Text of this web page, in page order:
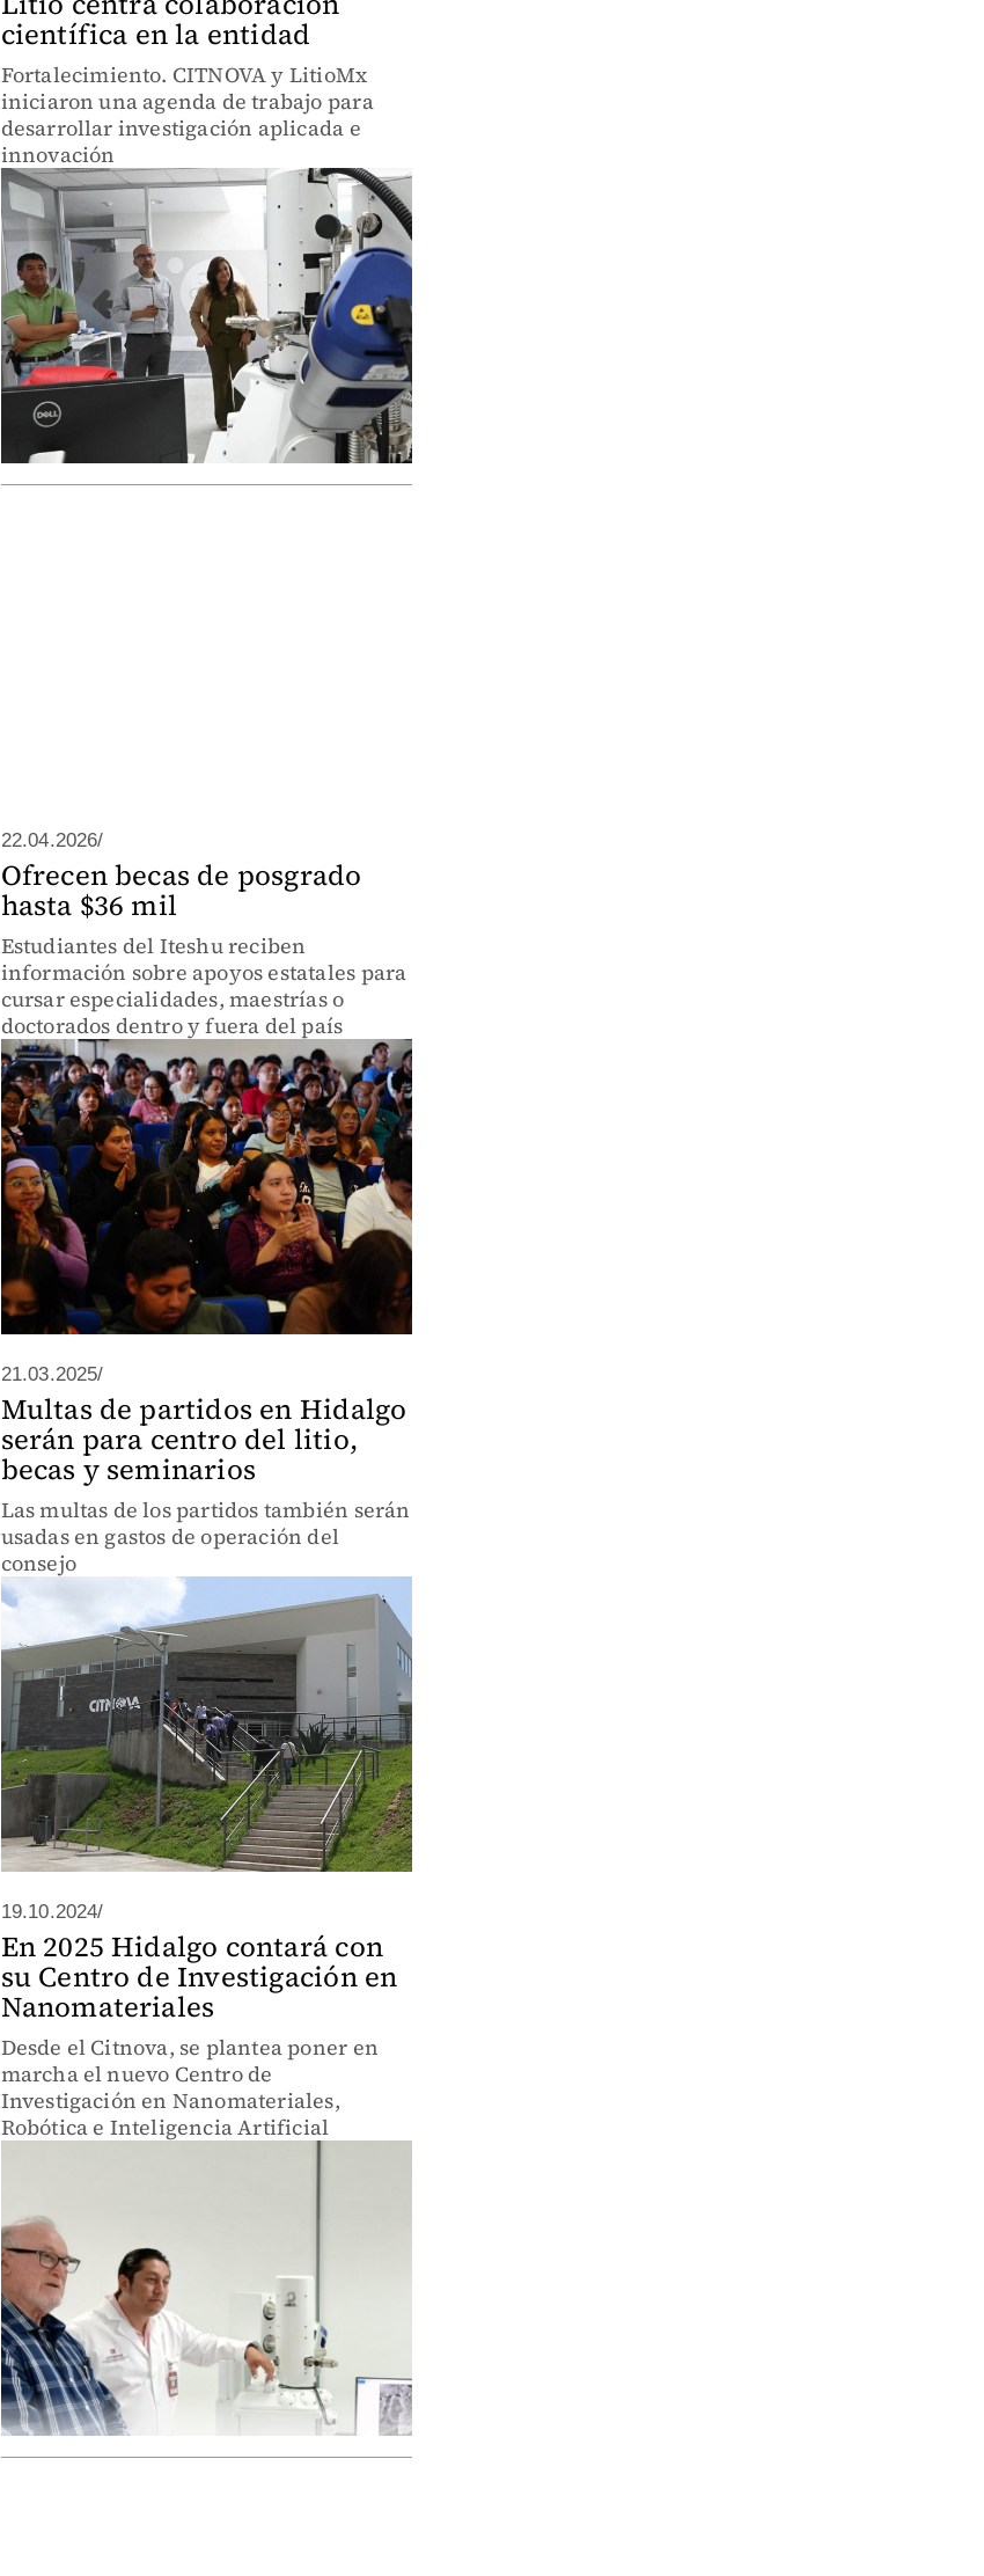
científica en la entidad
Fortalecimiento. CITNOVA y LitioMx
iniciaron una agenda de trabajo para
desarrollar investigación aplicada e
innovación
22.04.2026/
Ofrecen becas de posgrado
hasta $36 mil
Estudiantes del Iteshu reciben
información sobre apoyos estatales para
cursar especialidades, maestrías o
doctorados dentro y fuera del país
21.03.2025/
Multas de partidos en Hidalgo
serán para centro del litio,
becas y seminarios
Las multas de los partidos también serán
usadas en gastos de operación del
consejo
19.10.2024/
En 2025 Hidalgo contará con
su Centro de Investigación en
Nanomateriales
Desde el Citnova, se plantea poner en
marcha el nuevo Centro de
Investigación en Nanomateriales,
Robótica e Inteligencia Artificial